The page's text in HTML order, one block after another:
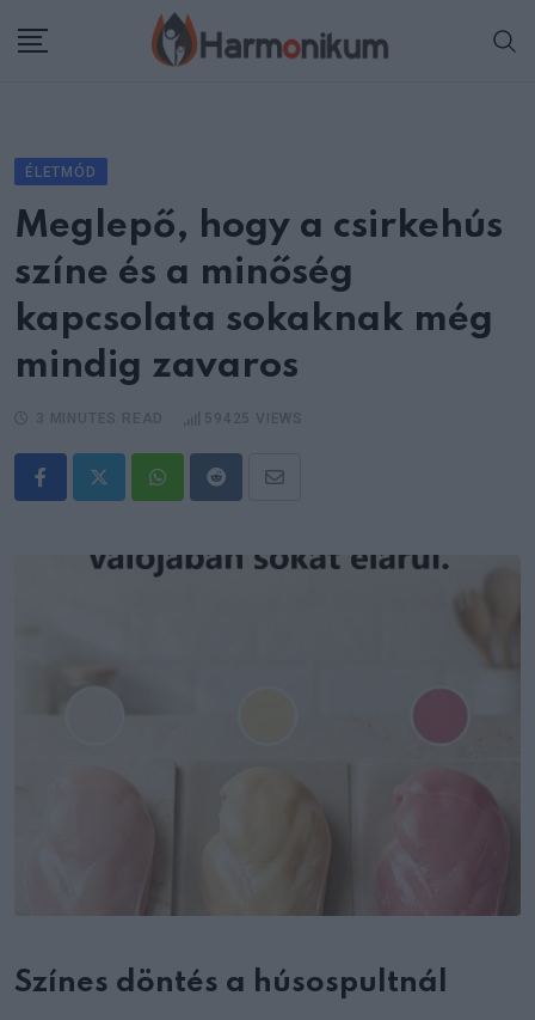
ÉLETMÓD
Meglepő, hogy a csirkehús
színe és a minőség
kapcsolata sokaknak még
mindig zavaros
WhatsappRedditShare
Email
Színes döntés a húsospultnál